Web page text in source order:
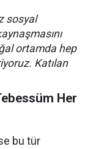
sosyal
ortamda hep
Katılan
Her
bu tür